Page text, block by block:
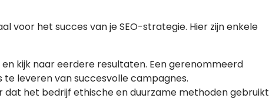
voor het succes van je SEO-strategie. Hier zijn enkele
en kijk naar eerdere resultaten. Een gerenommeerd
leveren van succesvolle campagnes.
dat het bedrijf ethische en duurzame methoden gebruikt